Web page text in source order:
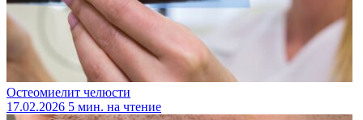
Остеомиелит челюсти
17.02.2026 5 мин. на чтение